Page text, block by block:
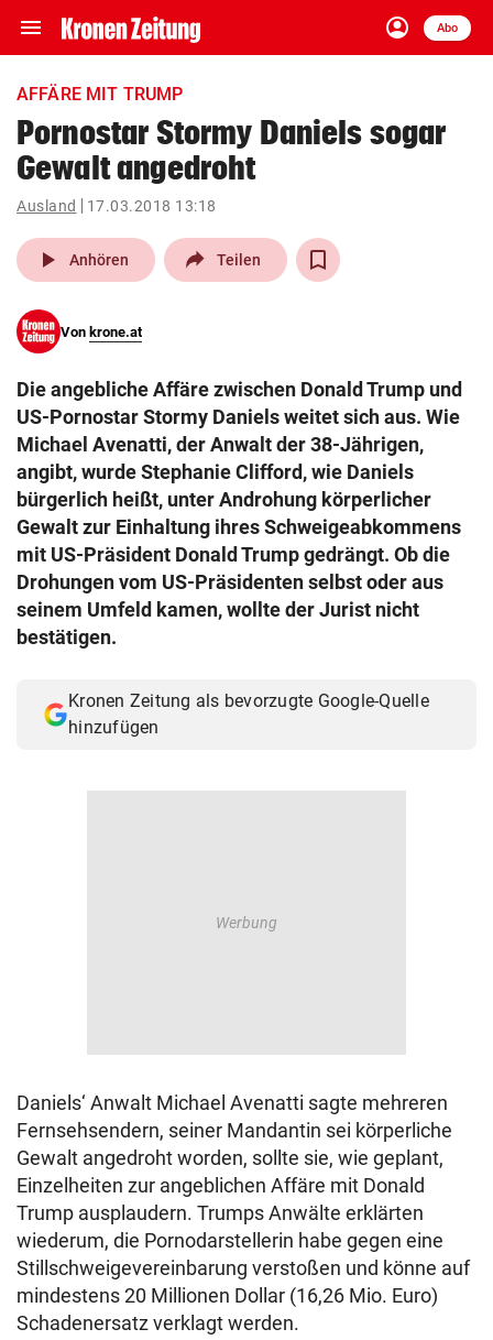
menu Navigation
ein-/ausklappen
account_circle
Anmelden
Abo
close Schließen
account_circle Anmelden
pin_drop
Wien arrow_right
search
eingeben
© Krone Multimedia GmbH & Co KG 2026
Muthgasse 2, 1190 Wien
AFFÄRE MIT TRUMP
Pornostar Stormy Daniels sogar
Gewalt angedroht
Ausland 17.03.2018 13:18
play_arrow Anhören Teilen
Von krone.at
Die angebliche Affäre zwischen Donald Trump und
US-Pornostar Stormy Daniels weitet sich aus. Wie
Michael Avenatti, der Anwalt der 38-Jährigen,
angibt, wurde Stephanie Clifford, wie Daniels
bürgerlich heißt, unter Androhung körperlicher
Gewalt zur Einhaltung ihres Schweigeabkommens
mit US-Präsident Donald Trump gedrängt. Ob die
Drohungen vom US-Präsidenten selbst oder aus
seinem Umfeld kamen, wollte der Jurist nicht
bestätigen.
Kronen Zeitung als bevorzugte Google-Quelle
hinzufügen
Daniels‘ Anwalt Michael Avenatti sagte mehreren
Fernsehsendern, seiner Mandantin sei körperliche
Gewalt angedroht worden, sollte sie, wie geplant,
Einzelheiten zur angeblichen Affäre mit Donald
Trump ausplaudern. Trumps Anwälte erklärten
wiederum, die Pornodarstellerin habe gegen eine
Stillschweigevereinbarung verstoßen und könne auf
mindestens 20 Millionen Dollar (16,26 Mio. Euro)
Schadenersatz verklagt werden.